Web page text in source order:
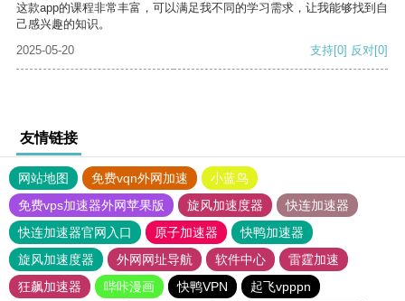
这款app的课程非常丰富，可以满足我不同的学习需求，让我能够找到自
己感兴趣的知识。
2025-05-20
支持[0] 反对[0]
友情链接
网站地图 免费vqn外网加速
小蓝鸟
免费vps加速器外网苹果版
旋风加速度器
快连加速器
快连加速器官网入口
原子加速器
快鸭加速器
旋风加速度器
外网网址导航 软件中心
雷霆加速
狂飙加速器
哔咔漫画 快鸭VPN
起飞vpppn